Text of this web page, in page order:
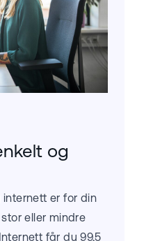
og
internett er for din
eller mindre
får du 99,5